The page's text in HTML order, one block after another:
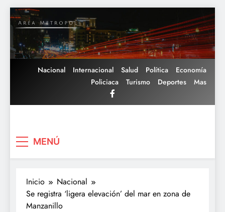
Saltar
al
contenido
Nacional Internacional Salud Política
Economía
Policiaca
Turismo Deportes Mas
MENÚ
Inicio
Nacional
Se registra ‘ligera elevación’ del mar en zona de
Manzanillo